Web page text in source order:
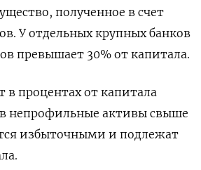
полученное в счет
У отдельных крупных банков
превышает 30% от капитала.
в процентах от капитала
непрофильные активы свыше
избыточными и подлежат